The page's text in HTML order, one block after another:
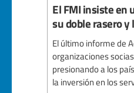
El FMI insiste en
su doble rasero y
El último informe de
organizaciones
presionando a los
la inversión en los